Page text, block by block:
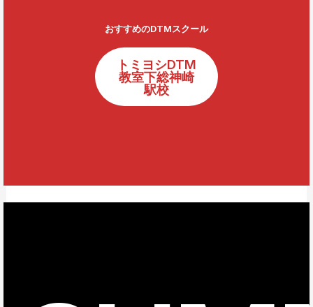
おすすめのDTMスクール
トミヨシDTM
教室下総神崎
駅校